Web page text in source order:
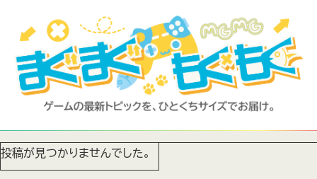
投稿が見つかりませんでした。